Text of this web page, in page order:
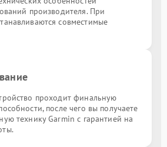
производителя. При
совместимые
проходит финальную
после чего вы получаете
технику Garmin с гарантией на